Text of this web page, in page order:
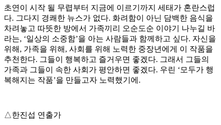
초연이 시작 될 무렵부터 지금에 이르기까지 세태가 혼란스럽
다. 그다지 경쾌한 뉴스가 없다. 화려함이 아닌 담백한 음식을
차려놓고 따뜻한 방에서 가족끼리 오순도순 이야기 나누길 바
라는, ‘일상의 소중함’을 아는 사람들과 함께하고 싶다. 자신을
위해, 가족을 위해, 사회를 위해 노력한 중장년에게 이 작품을
추천한다. 그들이 행복하고 즐거우면 좋겠다. 그래서 그들의
가족과 그들이 속한 사회가 평안하면 좋겠다. 우린 ‘모두가 행
복해지는 작품’을 만들고자 노력했기에.
△한진섭 연출가